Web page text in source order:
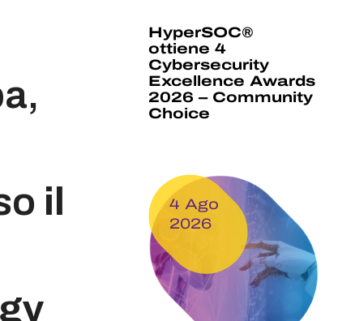
il
HyperSOC®
ottiene 4
Cybersecurity
Excellence Awards
2026 – Community
Choice
4 Ago
2026